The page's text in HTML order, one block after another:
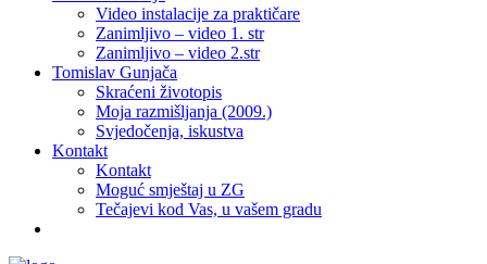
Video instalacije za praktičare
Zanimljivo – video 1. str
Zanimljivo – video 2.str
Tomislav Gunjača
Skraćeni životopis
Moja razmišljanja (2009.)
Svjedočenja, iskustva
Kontakt
Kontakt
Moguć smještaj u ZG
Tečajevi kod Vas, u vašem gradu